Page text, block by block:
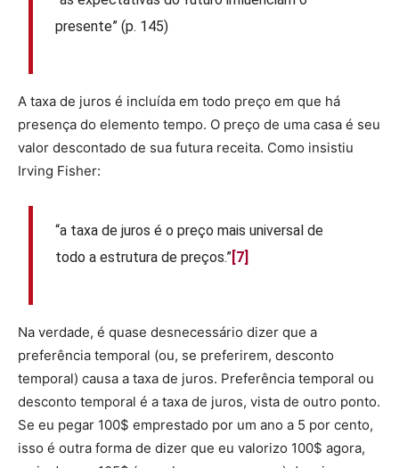
presente” (p. 145)
A taxa de juros é incluída em todo preço em que há
presença do elemento tempo. O preço de uma casa é seu
valor descontado de sua futura receita. Como insistiu
Irving Fisher:
“a taxa de juros é o preço mais universal de
todo a estrutura de preços.”[7]
Na verdade, é quase desnecessário dizer que a
preferência temporal (ou, se preferirem, desconto
temporal) causa a taxa de juros. Preferência temporal ou
desconto temporal é a taxa de juros, vista de outro ponto.
Se eu pegar 100$ emprestado por um ano a 5 por cento,
isso é outra forma de dizer que eu valorizo 100$ agora,